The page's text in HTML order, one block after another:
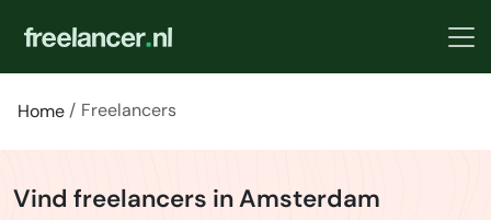
Home Freelancers
Vind freelancers in Amsterdam